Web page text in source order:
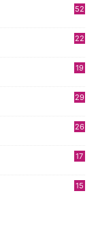
52
22
19
29
26
17
15